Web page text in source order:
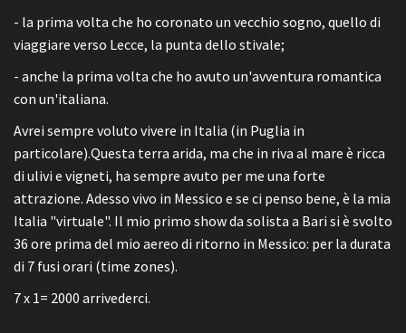
- la prima volta che ho coronato un vecchio sogno, quello di
viaggiare verso Lecce, la punta dello stivale;
- anche la prima volta che ho avuto un'avventura romantica
con un'italiana.
Avrei sempre voluto vivere in Italia (in Puglia in
particolare).Questa terra arida, ma che in riva al mare è ricca
di ulivi e vigneti, ha sempre avuto per me una forte
attrazione. Adesso vivo in Messico e se ci penso bene, è la mia
Italia "virtuale". Il mio primo show da solista a Bari si è svolto
36 ore prima del mio aereo di ritorno in Messico: per la durata
di 7 fusi orari (time zones).
7 x 1= 2000 arrivederci.